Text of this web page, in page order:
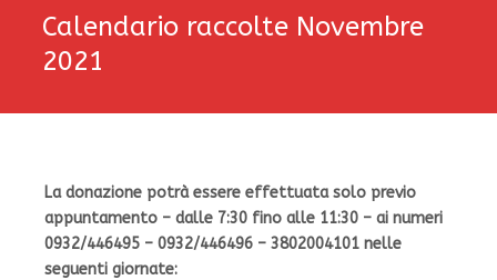
Calendario raccolte Novembre
2021
La donazione potrà essere effettuata solo previo
appuntamento – dalle 7:30 fino alle 11:30 – ai numeri
0932/446495 – 0932/446496 – 3802004101 nelle
seguenti giornate: